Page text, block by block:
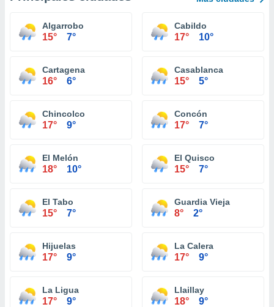
Algarrobo
15° 7°
Cabildo
17° 10°
Cartagena
16° 6°
Casablanca
15° 5°
Chincolco
17° 9°
Concón
17° 7°
El Melón
18° 10°
El Quisco
15° 7°
El Tabo
15° 7°
Guardia Vieja
8° 2°
Hijuelas
17° 9°
La Calera
17° 9°
La Ligua
17° 9°
Llaillay
18° 9°